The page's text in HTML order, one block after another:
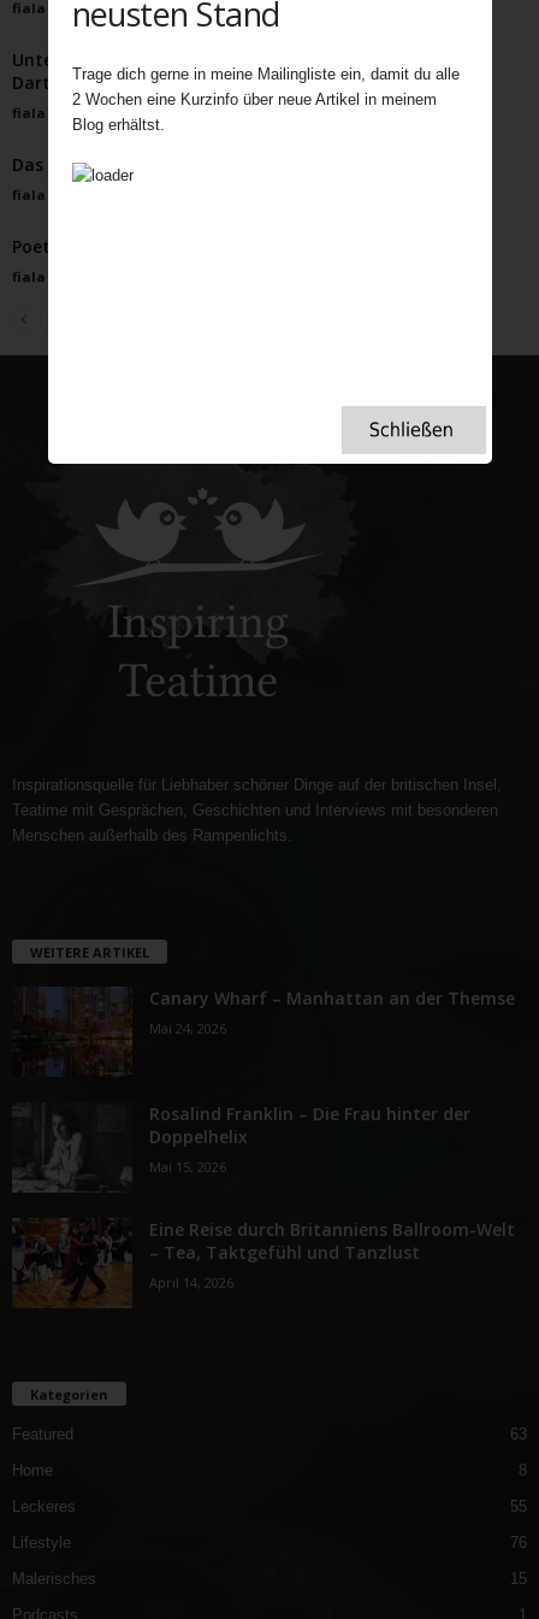
fiala April 6, 2022
Unterwegs auf dem mystischen Three Hares Trail im
Dartmoor
fiala
Das Ragged School Museum in London
fiala
Poetry Corner
fiala
Inspirationsquelle für Liebhaber schöner Dinge auf der britischen Insel,
Teatime mit Gesprächen, Geschichten und Interviews mit besonderen
Menschen außerhalb des Rampenlichts.
WEITERE ARTIKEL
Canary Wharf – Manhattan an der Themse
Mai 24, 2026
Rosalind Franklin – Die Frau hinter der
Doppelhelix
Mai 15, 2026
Eine Reise durch Britanniens Ballroom-Welt
– Tea, Taktgefühl und Tanzlust
April 14, 2026
Kategorien
Featured
63
Home
8
Leckeres
55
Lifestyle
76
Malerisches
15
Podcasts
1
neusten Stand
Trage dich gerne in meine Mailingliste ein, damit du alle
2 Wochen eine Kurzinfo über neue Artikel in meinem
Blog erhältst.